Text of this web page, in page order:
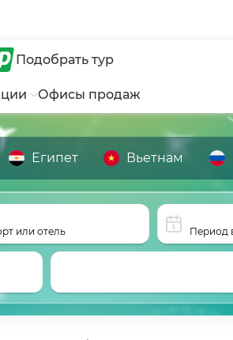
Подобрать тур
Офисы продаж
Египет Вьетнам
или отель Период